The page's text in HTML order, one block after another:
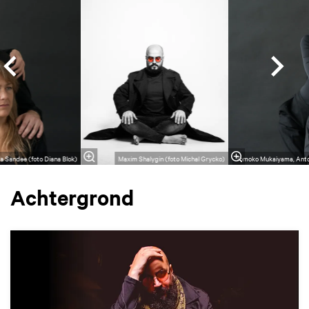
Sandee (foto Diana Blok) Maxim Shalygin (foto Michal Grycko) Tomoko Mukaiyama,
Achtergrond